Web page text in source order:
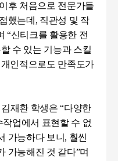
후 처음으로 전문가들
했는데 , 직관성 및 작
“신티크를 활용한 전
수 있는 기능과 스킬
인적으로도 만족도가
김재환 학생은“다양한
업에서 표현할 수 없
가능하다 보니 , 훨씬
가능해진 것 같다”며